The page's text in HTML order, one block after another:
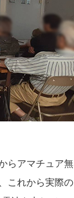
らアマチュア無
これから実際の